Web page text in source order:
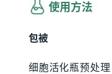
使用方法
包被
细胞活化瓶预处